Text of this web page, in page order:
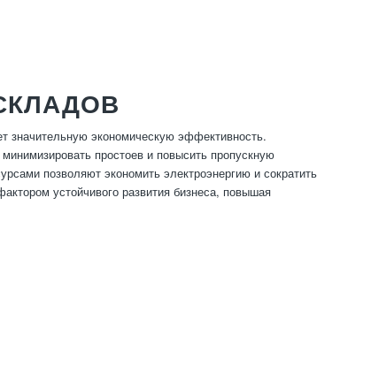
значительную экономическую эффективность.
простоев и повысить пропускную
позволяют экономить электроэнергию и сократить
устойчивого развития бизнеса, повышая